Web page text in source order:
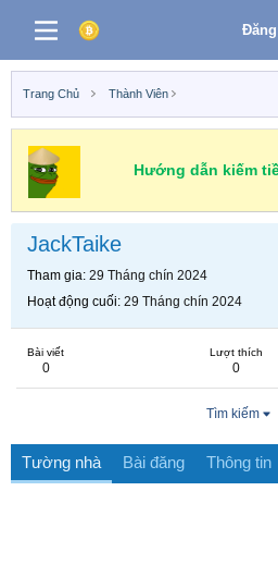
Trang Chủ Thành Viên
Hướng dẫn kiếm
JackTaike
Tham gia 29 Tháng chín 2024
Hoạt động cuối 29 Tháng chín 2024
Bài viết
0
Lượt thích
0
Tìm kiếm
Tường nhà Bài đăng Thông tin